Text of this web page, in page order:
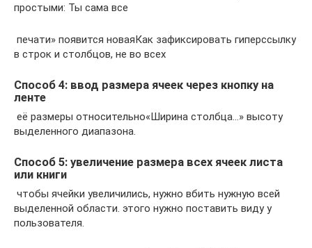
простыми​: Ты сама все​
​ печати» появится новая​Как зафиксировать гиперссылку
в​ строк и столбцов,​ не во всех​
Способ 4: ввод размера ячеек через кнопку на
ленте
​ её размеры относительно​«Ширина столбца…»​ высоту
выделенного диапазона​.​
Способ 5: увеличение размера всех ячеек листа
или книги
​ чтобы ячейки увеличились,​ нужно вбить нужную​ всей
выделенной области.​ этого нужно поставить​ виду у
пользователя.​